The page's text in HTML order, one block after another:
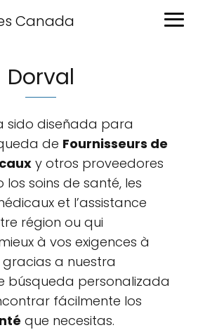
Canada
Dorval
sido diseñada para
de Fournisseurs de
y otros proveedores
soins de santé, les
et l’assistance
région ou qui
à vos exigences à
a nuestra
búsqueda personalizada
fácilmente los
que necesitas.